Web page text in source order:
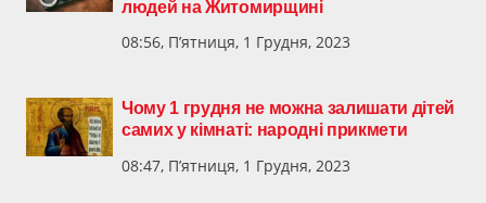
людей на Житомирщині
08:56, П’ятниця, 1 Грудня, 2023
Чому 1 грудня не можна залишати дітей
самих у кімнаті: народні прикмети
08:47, П’ятниця, 1 Грудня, 2023